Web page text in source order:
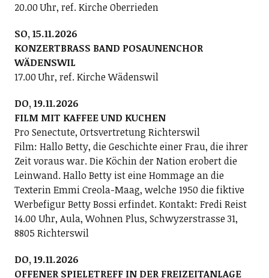
20.00 Uhr, ref. Kirche Oberrieden
SO, 15.11.2026
KONZERTBRASS BAND POSAUNENCHOR
WÄDENSWIL
17.00 Uhr, ref. Kirche Wädenswil
DO, 19.11.2026
FILM MIT KAFFEE UND KUCHEN
Pro Senectute, Ortsvertretung Richterswil
Film: Hallo Betty, die Geschichte einer Frau, die ihrer
Zeit voraus war. Die Köchin der Nation erobert die
Leinwand. Hallo Betty ist eine Hommage an die
Texterin Emmi Creola-Maag, welche 1950 die fiktive
Werbefigur Betty Bossi erfindet. Kontakt: Fredi Reist
14.00 Uhr, Aula, Wohnen Plus, Schwyzerstrasse 31,
8805 Richterswil
DO, 19.11.2026
OFFENER SPIELETREFF IN DER FREIZEITANLAGE